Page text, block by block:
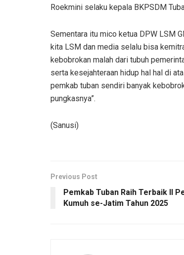
Roekmini selaku kepala BKPSDM
Sementara itu mico ketua DPW LSM
kita LSM dan media selalu bisa
kebobrokan malah dari tubuh
serta kesejahteraan hidup hal hal di
pemkab tuban sendiri banyak
pungkasnya”.
(Sanusi)
Previous Post
Pemkab Tuban Raih Terbaik II
Kumuh se-Jatim Tahun 2025